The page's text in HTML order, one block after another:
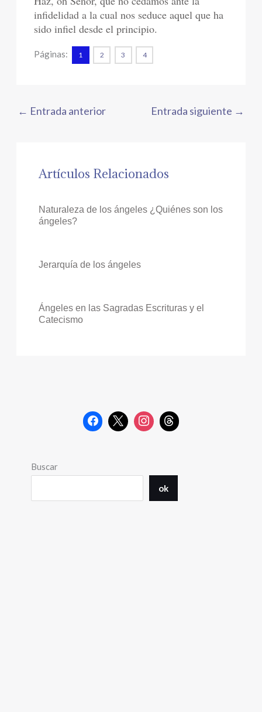
infidelidad a la cual nos seduce aquel que ha
sido infiel desde el principio.
Páginas: 1 2 3 4
← Entrada anterior Entrada siguiente →
Artículos Relacionados
Naturaleza de los ángeles ¿Quiénes son los
ángeles?
Jerarquía de los ángeles
Ángeles en las Sagradas Escrituras y el
Catecismo
Buscar
ok